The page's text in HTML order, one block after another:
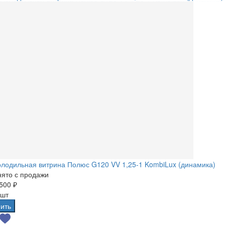
витрина Полюс G120 VV 1,25-1 KombiLux (динамика)
с продажи
₽